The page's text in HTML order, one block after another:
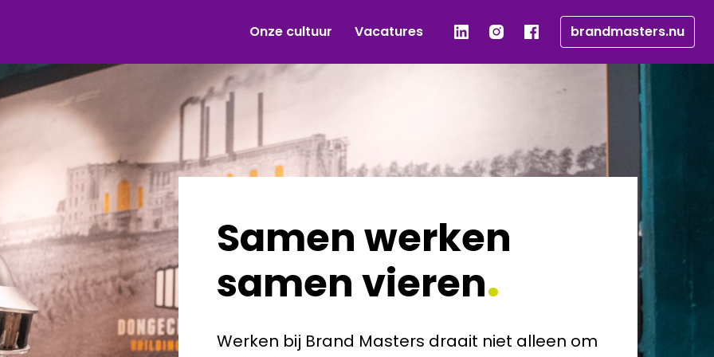
Onze cultuur Vacatures brandmasters.nu
Samen werken
samen vieren.
Werken bij Brand Masters draait niet alleen om